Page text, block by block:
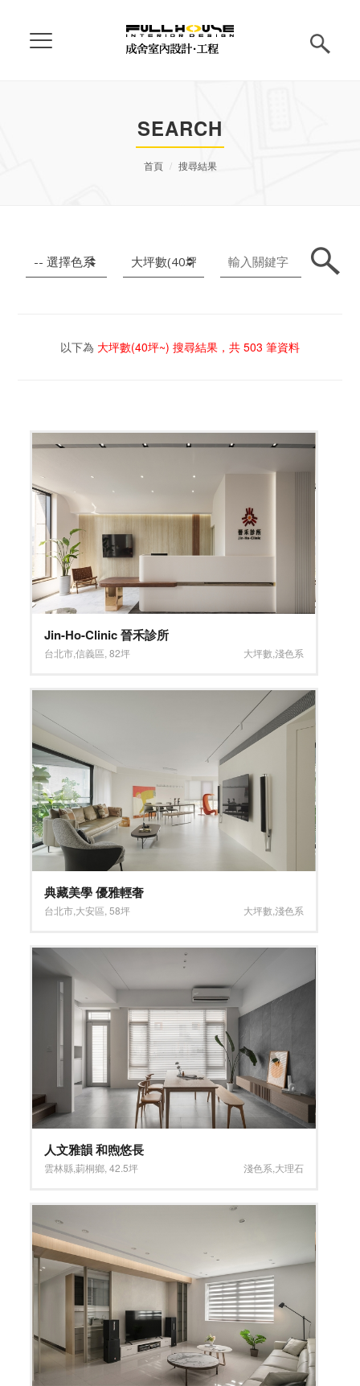
SEARCH
首頁 搜尋結果
以下為 大坪數(40坪~) 搜尋結果，共 503 筆資料
Jin-Ho-Clinic 晉禾診所
台北市,信義區 ,82坪 大坪數 淺色系
典藏美學 優雅輕奢
台北市 大安區 ,58坪 大坪數 淺色系
人文雅韻 和煦悠長
雲林縣,莿桐鄉 ,42.5坪 淺色系 大理石